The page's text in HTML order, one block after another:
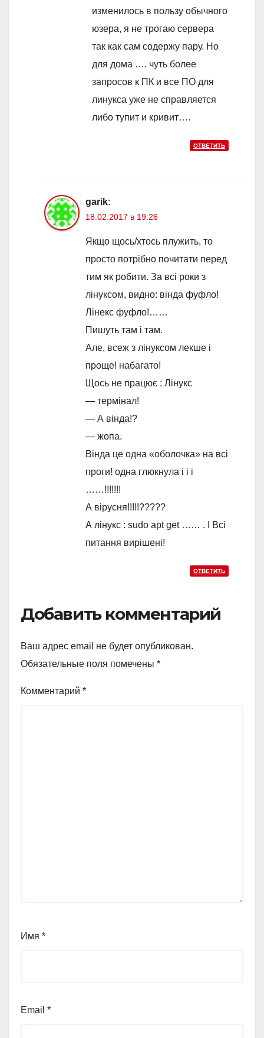
изменилось в пользу обычного
юзера, я не трогаю сервера
так как сам содержу пару. Но
для дома …. чуть более
запросов к ПК и все ПО для
линукса уже не справляется
либо тупит и кривит….
ОТВЕТИТЬ
garik:
18.02.2017 в 19:26
Якщо щось/хтось плужить, то
просто потрібно почитати перед
тим як робити. За всі роки з
лінуксом, видно: вінда фуфло!
Лінекс фуфло!……
Пишуть там і там.
Але, всеж з лінуксом лекше і
проще! набагато!
Щось не працює : Лінукс
— термінал!
— А вінда!?
— жопа.
Вінда це одна «оболочка» на всі
проги! одна глюкнула і і і
……!!!!!!!
А вірусня!!!!!?????
А лінукс : sudo apt get …… . І Всі
питання вирішені!
ОТВЕТИТЬ
Добавить комментарий
Ваш адрес email не будет опубликован.
Обязательные поля помечены *
Комментарий *
Имя *
Email *